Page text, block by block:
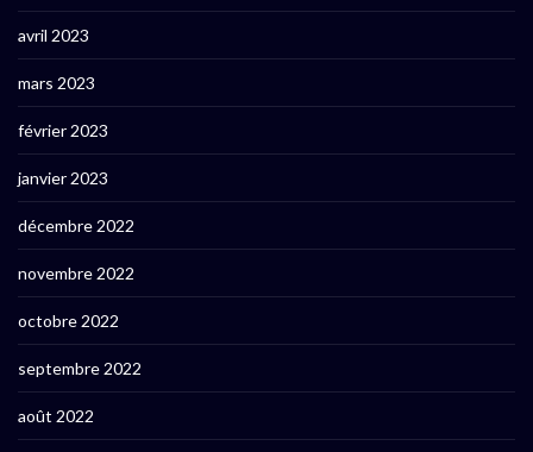
avril 2023
mars 2023
février 2023
janvier 2023
décembre 2022
novembre 2022
octobre 2022
septembre 2022
août 2022